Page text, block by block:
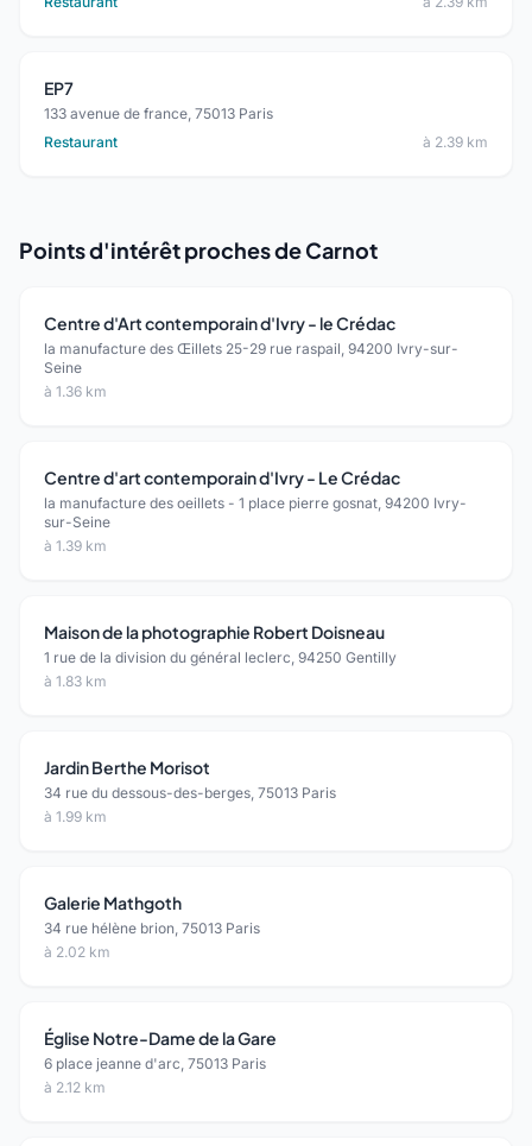
EP7
133 avenue de france, 75013 Paris
Restaurant
à 2.39 km
Points d'intérêt proches de Carnot
Centre d'Art contemporain d'Ivry - le Crédac
la manufacture des Œillets 25-29 rue raspail, 94200 Ivry-sur-
Seine
à 1.36 km
Centre d'art contemporain d'Ivry - Le Crédac
la manufacture des oeillets - 1 place pierre gosnat, 94200 Ivry-
sur-Seine
à 1.39 km
Maison de la photographie Robert Doisneau
1 rue de la division du général leclerc, 94250 Gentilly
à 1.83 km
Jardin Berthe Morisot
34 rue du dessous-des-berges, 75013 Paris
à 1.99 km
Galerie Mathgoth
34 rue hélène brion, 75013 Paris
à 2.02 km
Église Notre-Dame de la Gare
6 place jeanne d'arc, 75013 Paris
à 2.12 km